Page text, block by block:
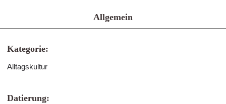
Allgemein
Kategorie:
Alltagskultur
Datierung: